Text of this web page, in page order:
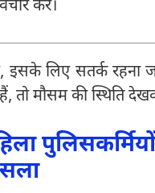
करें।
लिए सतर्क रहना
मौसम की स्थिति